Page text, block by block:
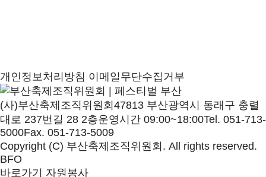
개인정보처리방침 이메일무단수집거부
(사)부산축제조직위원회 47813 부산광역시 동래구 충렬
대로 237번길 28 2층운영시간 09:00~18:00Tel. 051-713-
5000Fax. 051-713-5009
Copyright (C) 부산축제조직위원회. All rights reserved.
BFO
바로가기
자원봉사